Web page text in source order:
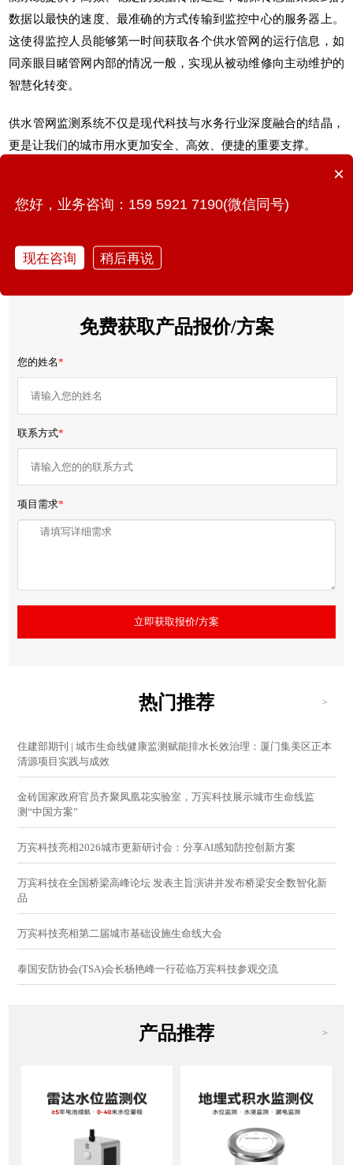
数据以最快的速度、最准确的方式传输到监控中心的服务器上。
这使得监控人员能够第一时间获取各个供水管网的运行信息，如
同亲眼目睹管网内部的情况一般，实现从被动维修向主动维护的
智慧化转变。
供水管网监测系统不仅是现代科技与水务行业深度融合的结晶，
更是让我们的城市用水更加安全、高效、便捷的重要支撑。
免费获取产品报价/方案
您的姓名*
联系方式*
项目需求*
立即获取报价/方案
热门推荐 >
住建部期刊 | 城市生命线健康监测赋能排水长效治理：厦门集美区正本
清源项目实践与成效
金砖国家政府官员齐聚凤凰花实验室，万宾科技展示城市生命线监
测“中国方案”
万宾科技亮相2026城市更新研讨会：分享AI感知防控创新方案
万宾科技在全国桥梁高峰论坛 发表主旨演讲并发布桥梁安全数智化新
品
万宾科技亮相第二届城市基础设施生命线大会
泰国安防协会(TSA)会长杨艳峰一行莅临万宾科技参观交流
产品推荐 >
×
您好，业务咨询：159 5921 7190(微信同号)
现在咨询 稍后再说